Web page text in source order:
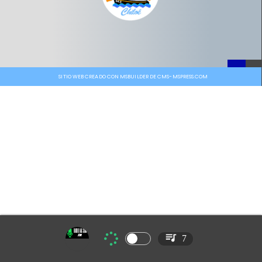
SITIO WEB CREADO CON MSBUILDER DE CMS-MSPRESS.COM
7